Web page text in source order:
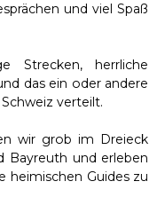
und viel Spaß
Strecken, herrliche
das ein oder andere
verteilt.
wir grob im Dreieck
Bayreuth und erleben
heimischen Guides zu